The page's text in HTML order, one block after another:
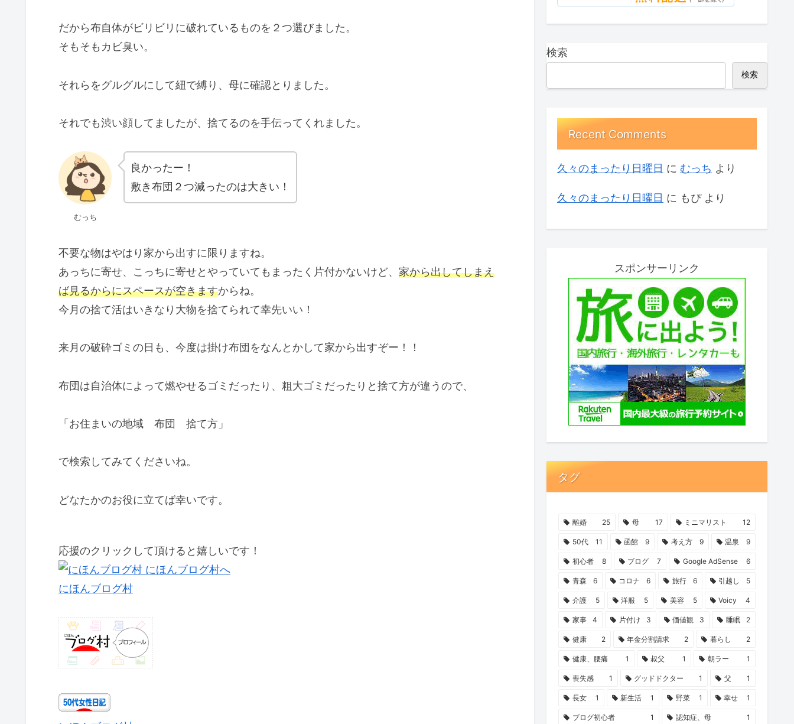
だから布自体がビリビリに破れているものを２つ選びました。
そもそもカビ臭い。
それらをグルグルにして紐で縛り、母に確認とりました。
それでも渋い顔してましたが、捨てるのを手伝ってくれました。
むっち
良かったー！
敷き布団２つ減ったのは大きい！
不要な物はやはり家から出すに限りますね。
あっちに寄せ、こっちに寄せとやっていてもまったく片付かないけど、 家から出してしまえ
ば見るからにスペースが空きますからね。
今月の捨て活はいきなり大物を捨てられて幸先いい！
来月の破砕ゴミの日も、今度は掛け布団をなんとかして家から出すぞー！！
布団は自治体によって燃やせるゴミだったり、粗大ゴミだったりと捨て方が違うので、
「お住まいの地域 布団 捨て方」
で検索してみてくださいね。
どなたかのお役に立てば幸いです。
応援のクリックして頂けると嬉しいです！
にほんブログ村
検索
検索
Recent Comments
久々のまったり日曜日 に むっち より
久々のまったり日曜日 に もぴより
スポンサーリンク
タグ
離婚 25 母 17 ミニマリスト 12
50代 11 函館 9 考え方 9 温泉 9
初心者 8 ブログ 7 Google AdSense 6
青森 6 コロナ 6 旅行 6 引越し 5
介護 5 洋服 5 美容 5 Voicy 4
家事 4 片付け 3 価値観 3 睡眠 2
健康 2 年金分割請求 2 暮らし 2
健康、腰痛 1 叔父 1 朝ラー 1
喪失感 1 グッドドクター 1 父 1
長女 1 新生活 1 野菜 1 幸せ 1
ブログ初心者 1 認知症、母 1